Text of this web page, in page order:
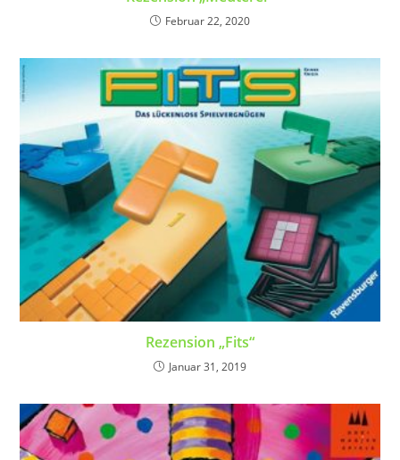
Februar 22, 2020
Rezension „Fits“
Januar 31, 2019